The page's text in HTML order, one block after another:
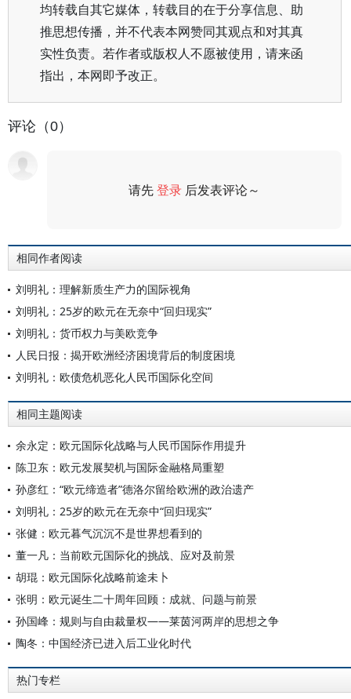
均转载自其它媒体，转载目的在于分享信息、助
推思想传播，并不代表本网赞同其观点和对其真
实性负责。若作者或版权人不愿被使用，请来函
指出，本网即予改正。
评论（0）
请先登录 后发表评论～
相同作者阅读
刘明礼：理解新质生产力的国际视角
刘明礼：25岁的欧元在无奈中“回归现实”
刘明礼：货币权力与美欧竞争
人民日报：揭开欧洲经济困境背后的制度困境
刘明礼：欧债危机恶化人民币国际化空间
相同主题阅读
余永定：欧元国际化战略与人民币国际作用提升
陈卫东：欧元发展契机与国际金融格局重塑
孙彦红：“欧元缔造者”德洛尔留给欧洲的政治遗产
刘明礼：25岁的欧元在无奈中“回归现实”
张健：欧元暮气沉沉不是世界想看到的
董一凡：当前欧元国际化的挑战、应对及前景
胡琨：欧元国际化战略前途未卜
张明：欧元诞生二十周年回顾：成就、问题与前景
孙国峰：规则与自由裁量权——莱茵河两岸的思想之争
陶冬：中国经济已进入后工业化时代
热门专栏